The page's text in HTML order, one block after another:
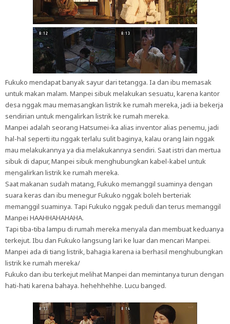
Fukuko mendapat banyak sayur dari tetangga. Ia dan ibu memasak
untuk makan malam. Manpei sibuk melakukan sesuatu, karena kantor
desa nggak mau memasangkan listrik ke rumah mereka, jadi ia bekerja
sendirian untuk mengalirkan listrik ke rumah mereka.
Manpei adalah seorang Hatsumei-ka alias inventor alias penemu, jadi
hal-hal seperti itu nggak terlalu sulit baginya, kalau orang lain nggak
mau melakukannya ya dia melakukannya sendiri. Saat istri dan mertua
sibuk di dapur, Manpei sibuk menghubungkan kabel-kabel untuk
mengalirkan listrik ke rumah mereka.
Saat makanan sudah matang, Fukuko memanggil suaminya dengan
suara keras dan ibu menegur Fukuko nggak boleh berteriak
memanggil suaminya. Tapi Fukuko nggak peduli dan terus memanggil
Manpei HAAHHAHAHAHA.
Tapi tiba-tiba lampu di rumah mereka menyala dan membuat keduanya
terkejut. Ibu dan Fukuko langsung lari ke luar dan mencari Manpei.
Manpei ada di tiang listrik, bahagia karena ia berhasil menghubungkan
listrik ke rumah mereka/
Fukuko dan ibu terkejut melihat Manpei dan memintanya turun dengan
hati-hati karena bahaya. hehehhehhe. Lucu banged.